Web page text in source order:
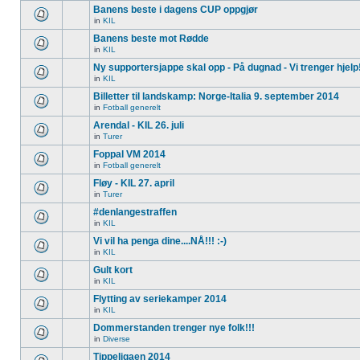
Banens beste i dagens CUP oppgjør
in KIL
Banens beste mot Rødde
in KIL
Ny supportersjappe skal opp - På dugnad - Vi trenger
in KIL
Billetter til landskamp: Norge-Italia 9. september 2014
in Fotball generelt
Arendal - KIL 26. juli
in Turer
Foppal VM 2014
in Fotball generelt
Fløy - KIL 27. april
in Turer
#denlangestraffen
in KIL
Vi vil ha penga dine....NÅ!!! :-)
in KIL
Gult kort
in KIL
Flytting av seriekamper 2014
in KIL
Dommerstanden trenger nye folk!!!
in Diverse
Tippeligaen 2014